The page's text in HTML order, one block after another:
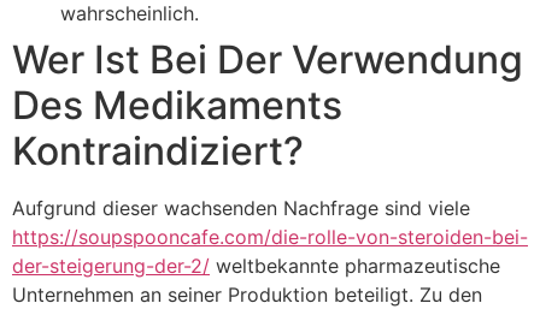
wahrscheinlich.
Wer Ist Bei Der Verwendung
Des Medikaments
Kontraindiziert?
Aufgrund dieser wachsenden Nachfrage sind viele
https://soupspooncafe.com/die-rolle-von-steroiden-bei-
der-steigerung-der-2/ weltbekannte pharmazeutische
Unternehmen an seiner Produktion beteiligt. Zu den